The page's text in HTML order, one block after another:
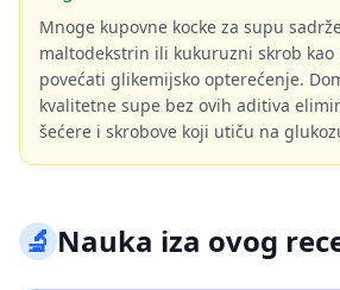
Mnoge kupovne kocke za supu
maltodekstrin ili kukuruzni skrob kao
povećati glikemijsko opterećenje.
kvalitetne supe bez ovih aditiva
šećere i skrobove koji utiču na
🔬Nauka iza ovog